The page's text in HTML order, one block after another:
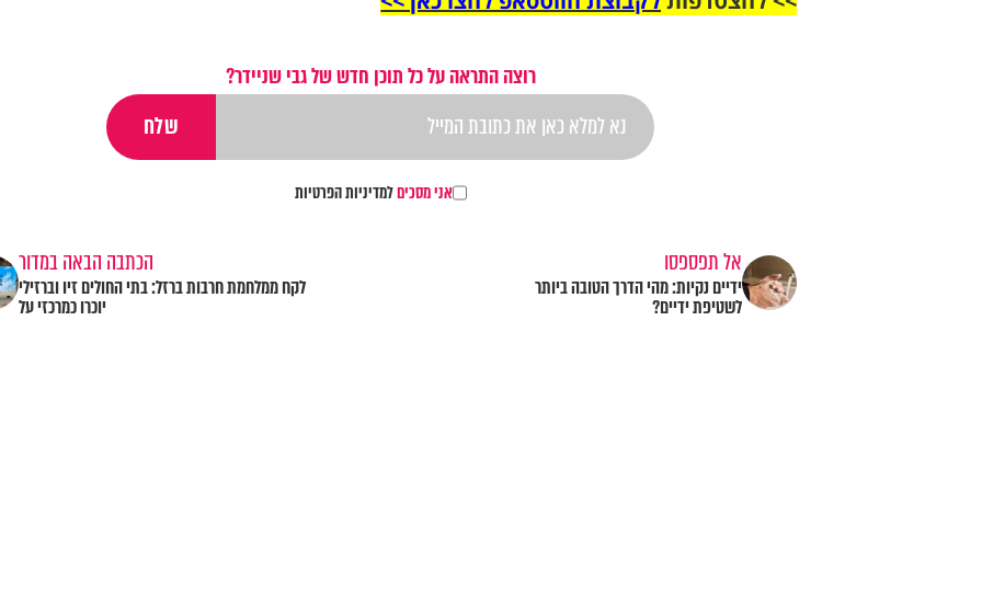
רוצה התראה על כל תוכן חדש של גבי שניידר?
אני מסכיםלמדיניות הפרטיות
אל תפספסו
ידיים נקיות: מהי הדרך הטובה ביותר
לשטיפת ידיים?
הכתבה הבאה במדור
לקח ממלחמת חרבות ברזל: בתי החולים זיו וברזילי
יוכרו כמרכזי על